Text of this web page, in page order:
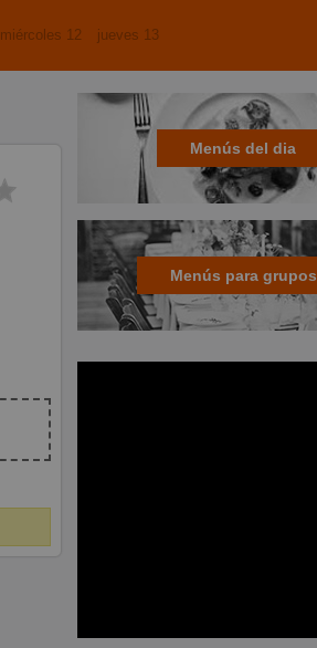
miércoles 12 jueves 13
Menús del dia
Menús para grupos